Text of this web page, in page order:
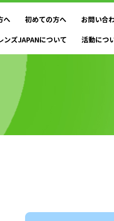
ンズJAPANについて 活動につ
へ 初めての方へ お問い合